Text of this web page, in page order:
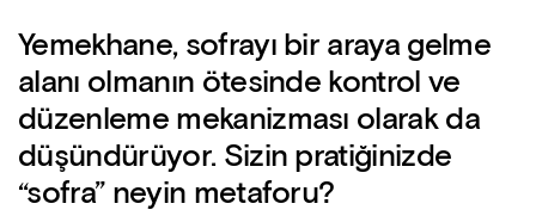
Yemekhane, sofrayı bir araya gelme
alanı olmanın ötesinde kontrol ve
düzenleme mekanizması olarak da
düşündürüyor. Sizin pratiğinizde
“sofra” neyin metaforu?